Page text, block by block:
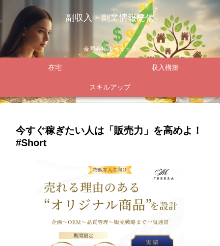
副収入・副業情報発信
合同会社ルテミック
在宅 収入構築
スキルアップ
今すぐ稼ぎたい人は「販売力」を高めよ！
#Short